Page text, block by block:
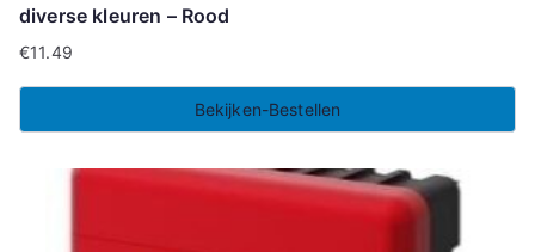
diverse kleuren – Rood
€11.49
Bekijken-Bestellen